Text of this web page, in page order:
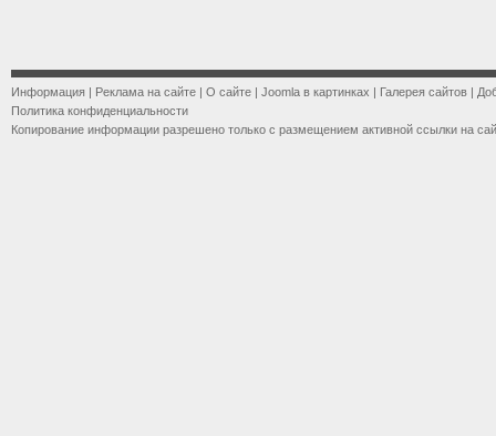
Информация | Реклама на сайте | О сайте | Joomla в картинках | Галерея сайтов |
Политика конфиденциальности
Копирование информации разрешено только с размещением активной ссылки на